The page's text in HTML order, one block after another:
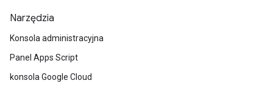
Narzędzia
Konsola administracyjna
Panel Apps Script
konsola Google Cloud